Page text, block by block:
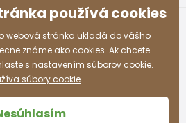
používá cookies
webová stránka ukladá do vášho
známe ako cookies. Ak chcete
s nastavením súborov cookie.
súbory cookie